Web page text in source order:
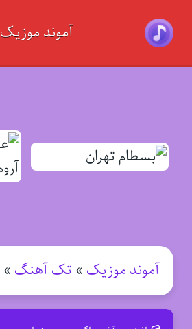
آموند موزیک
آموند موزیک » تک آهنگ »